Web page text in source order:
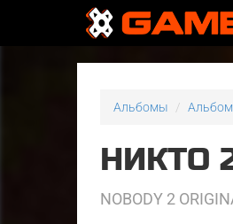
Альбомы
НИКТО
NOBODY 2